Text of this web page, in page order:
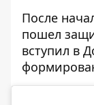
После
пошел
вступил в